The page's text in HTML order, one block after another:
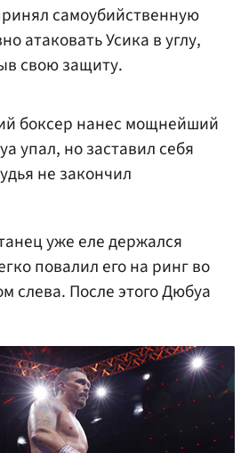
самоубийственную
атаковать Усика в углу,
свою защиту.
боксер нанес мощнейший
упал, но заставил себя
не закончил
уже еле держался
повалил его на ринг во
слева. После этого Дюбуа